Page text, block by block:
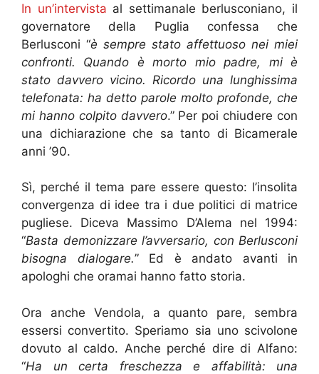
In un’intervista al settimanale berlusconiano, il
governatore della Puglia confessa che
Berlusconi “è sempre stato affettuoso nei miei
confronti. Quando è morto mio padre, mi è
stato davvero vicino. Ricordo una lunghissima
telefonata: ha detto parole molto profonde, che
mi hanno colpito davvero.” Per poi chiudere con
una dichiarazione che sa tanto di Bicamerale
anni ’90.
Sì, perché il tema pare essere questo: l’insolita
convergenza di idee tra i due politici di matrice
pugliese. Diceva Massimo D’Alema nel 1994:
“Basta demonizzare l’avversario, con Berlusconi
bisogna dialogare.” Ed è andato avanti in
apologhi che oramai hanno fatto storia.
Ora anche Vendola, a quanto pare, sembra
essersi convertito. Speriamo sia uno scivolone
dovuto al caldo. Anche perché dire di Alfano:
“Ha un certa freschezza e affabilità: una